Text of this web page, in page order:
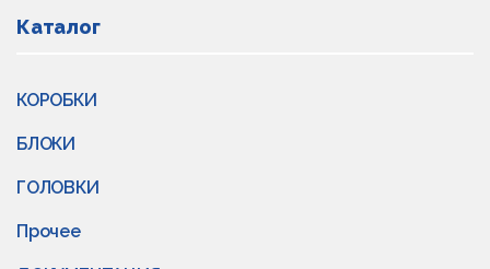
Каталог
КОРОБКИ
БЛОКИ
ГОЛОВКИ
Прочее